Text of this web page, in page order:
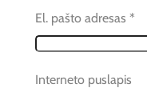
El. pašto adresas *
Interneto puslapis